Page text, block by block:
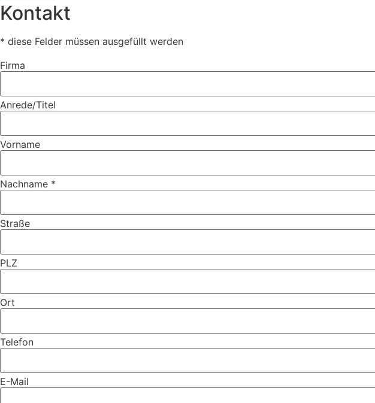
Kontakt
* diese Felder müssen ausgefüllt werden
Firma
Anrede/Titel
Vorname
Nachname *
Straße
PLZ
Ort
Telefon
E-Mail